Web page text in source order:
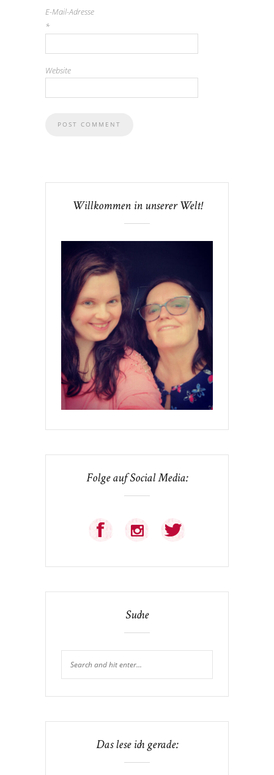
E-Mail-Adresse
*
Website
Willkommen in unserer Welt!
Folge auf Social Media:
Suche
Das lese ich gerade: